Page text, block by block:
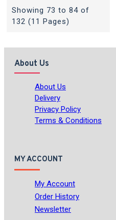
Showing 73 to 84 of
132 (11 Pages)
About Us
About Us
Delivery
Privacy Policy
Terms & Conditions
MY ACCOUNT
My Account
Order History
Newsletter